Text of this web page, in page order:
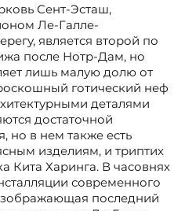
Сент-Эсташ,
Ле-Галле-
является второй по
после Нотр-Дам, но
лишь малую долю от
готический неф
деталями
достаточной
но в нем также есть
изделиям, и триптих
Кита Харинга. В часовнях
современного
последний